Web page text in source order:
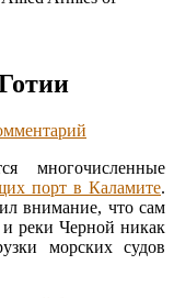
многочисленные
порт в Каламите.
внимание, что сам
реки Черной никак
морских судов